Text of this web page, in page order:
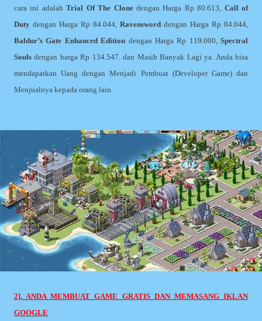
cara ini adalahTrial Of The Clonedengan Harga Rp 80.613, Call of
Duty dengan Harga Rp 84.044, Ravensword dengan Harga Rp 84.044,
Baldur’s Gate Enhanced Edition dengan Harga Rp 119.000, Spectral
Souls dengan harga Rp 134.547. dan Masih Banyak Lagi ya. Anda bisa
mendapatkan Uang dengan Menjadi Pembuat (Developer Game) dan
Menjualnya kepada orang lain.
2]. ANDA MEMBUAT GAME GRATIS DAN MEMASANG IKLAN
GOOGLE